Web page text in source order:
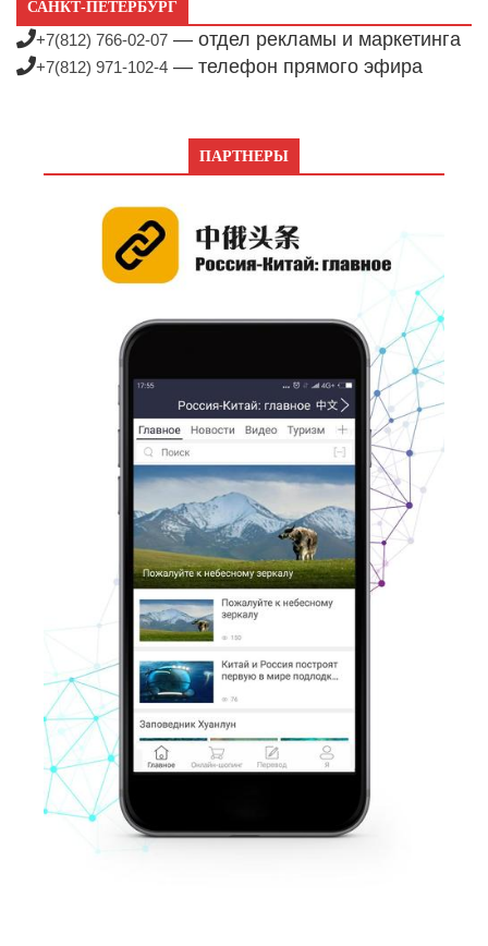
САНКТ-ПЕТЕРБУРГ
+7(812) 766-02-07 — отдел рекламы и маркетинга
+7(812) 971-102-4 — телефон прямого эфира
ПАРТНЕРЫ